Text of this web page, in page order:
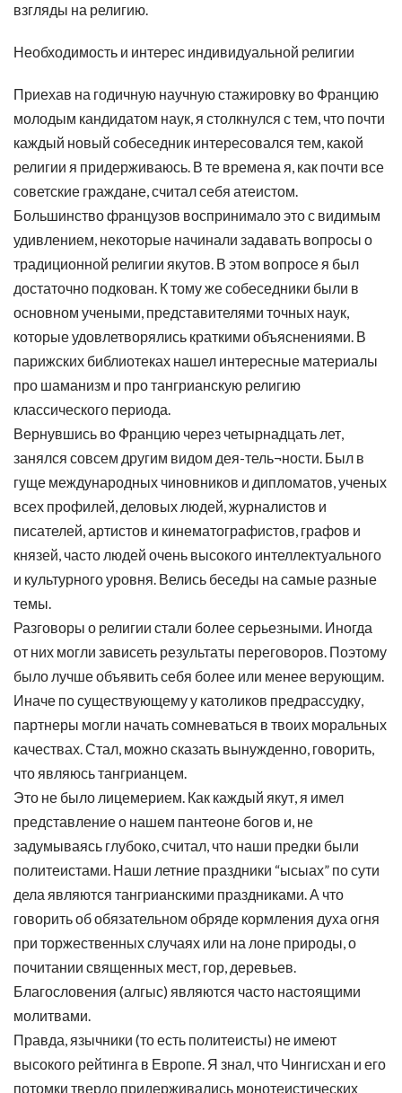
взгляды на религию.
Необходимость и интерес индивидуальной религии
Приехав на годичную научную стажировку во Францию
молодым кандидатом наук, я столкнулся с тем, что почти
каждый новый собеседник интересовался тем, какой
религии я придерживаюсь. В те времена я, как почти все
советские граждане, считал себя атеистом.
Большинство французов воспринимало это с видимым
удивлением, некоторые начинали задавать вопросы о
традиционной религии якутов. В этом вопросе я был
достаточно подкован. К тому же собеседники были в
основном учеными, представителями точных наук,
которые удовлетворялись краткими объяснениями. В
парижских библиотеках нашел интересные материалы
про шаманизм и про тангрианскую религию
классического периода.
Вернувшись во Францию через четырнадцать лет,
занялся совсем другим видом дея-тель¬ности. Был в
гуще международных чиновников и дипломатов, ученых
всех профилей, деловых людей, журналистов и
писателей, артистов и кинематографистов, графов и
князей, часто людей очень высокого интеллектуального
и культурного уровня. Велись беседы на самые разные
темы.
Разговоры о религии стали более серьезными. Иногда
от них могли зависеть результаты переговоров. Поэтому
было лучше объявить себя более или менее верующим.
Иначе по существующему у католиков предрассудку,
партнеры могли начать сомневаться в твоих моральных
качествах. Стал, можно сказать вынужденно, говорить,
что являюсь тангрианцем.
Это не было лицемерием. Как каждый якут, я имел
представление о нашем пантеоне богов и, не
задумываясь глубоко, считал, что наши предки были
политеистами. Наши летние праздники “ысыах” по сути
дела являются тангрианскими праздниками. А что
говорить об обязательном обряде кормления духа огня
при торжественных случаях или на лоне природы, о
почитании священных мест, гор, деревьев.
Благословения (алгыс) являются часто настоящими
молитвами.
Правда, язычники (то есть политеисты) не имеют
высокого рейтинга в Европе. Я знал, что Чингисхан и его
потомки твердо придерживались монотеистических